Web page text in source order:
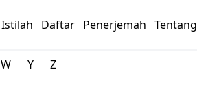
Istilah Daftar Penerjemah Tentang
W Y Z